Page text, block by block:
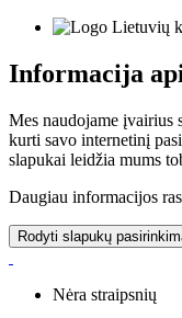
Informacija
Mes naudojame įvairius
kurti savo internetinį
slapukai leidžia mums
Daugiau informacijos
Rodyti slapukų
Nėra straipsnių